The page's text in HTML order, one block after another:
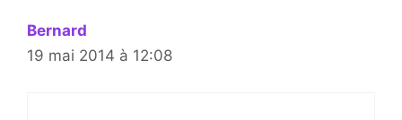
Bernard
19 mai 2014 à 12:08